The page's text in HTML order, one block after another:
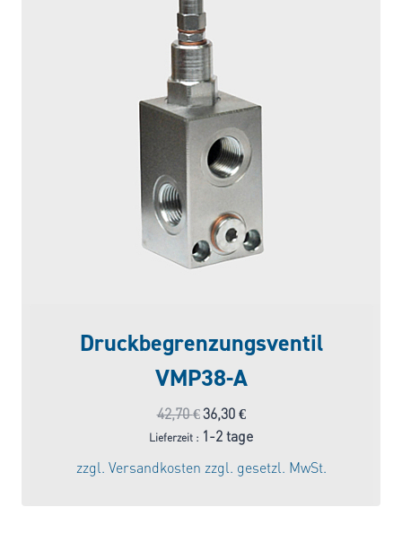
Druckbegrenzungsventil
VMP38-A
42,70€Ursprünglicher
Preis
war:
42,70 €
36,30 €Aktueller
Preis
Lieferzeit : 1-2 tage
zzgl. Versandkosten zzgl. gesetzl. MwSt.